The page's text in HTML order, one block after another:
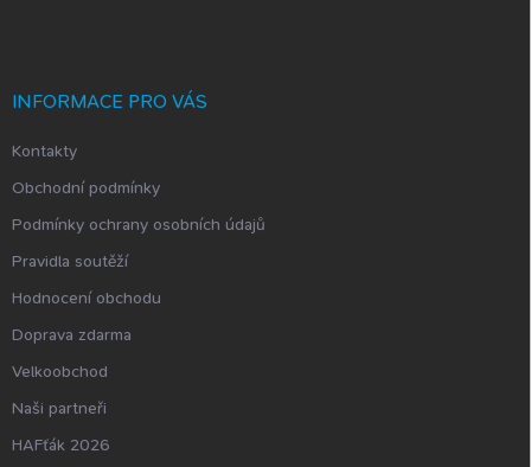
INFORMACE PRO VÁS
Kontakty
Obchodní podmínky
Podmínky ochrany osobních údajů
Pravidla soutěží
Hodnocení obchodu
Doprava zdarma
Velkoobchod
Naši partneři
HAFťák 2026